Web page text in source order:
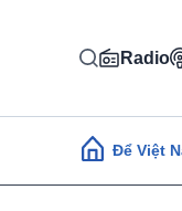
Radio
Main Để Việt